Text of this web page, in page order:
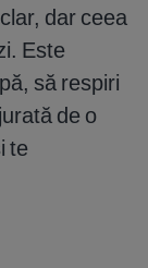
dar ceea
Este
să respiri
de o
te